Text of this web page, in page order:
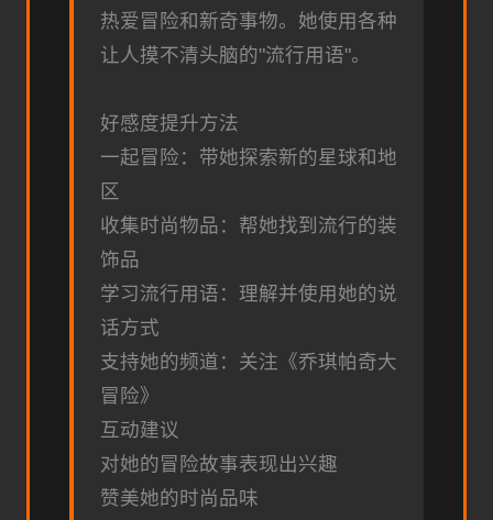
热爱冒险和新奇事物。她使用各种
让人摸不清头脑的"流行用语"。
好感度提升方法
一起冒险：带她探索新的星球和地
区
收集时尚物品：帮她找到流行的装
饰品
学习流行用语：理解并使用她的说
话方式
支持她的频道：关注《乔琪帕奇大
冒险》
互动建议
对她的冒险故事表现出兴趣
赞美她的时尚品味